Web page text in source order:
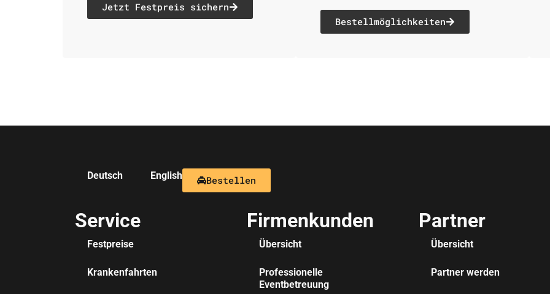
Jetzt Festpreis sichern
Bestellmöglichkeiten
Deutsch English Bestellen
Service
Festpreise
Krankenfahrten
Firmenkunden
Übersicht
Professionelle
Eventbetreuung
Partner
Übersicht
Partner werden